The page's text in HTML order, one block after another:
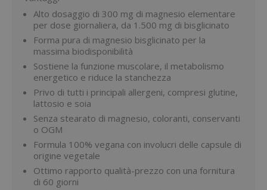
Alto dosaggio di 300 mg di magnesio elementare
per dose giornaliera, da 1.500 mg di bisglicinato
Forma pura di magnesio bisglicinato per la
massima biodisponibilità
Sostiene la funzione muscolare, il metabolismo
energetico e riduce la stanchezza
Privo di tutti i principali allergeni, compresi glutine,
lattosio e soia
Senza stearato di magnesio, coloranti, conservanti
o OGM
Formula 100% vegana con involucri delle capsule di
origine vegetale
Ottimo rapporto qualità-prezzo con una fornitura
di 60 giorni